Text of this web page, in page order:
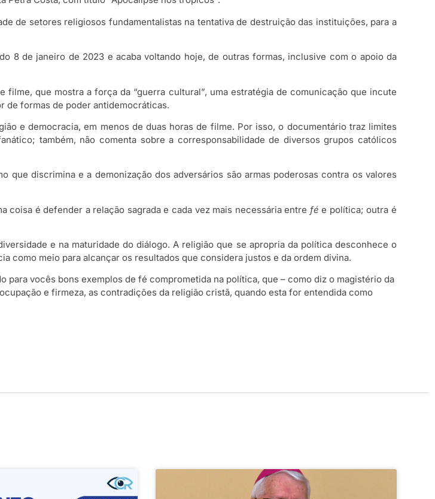
de setores religiosos fundamentalistas na tentativa de destruição das instituições, para a
8 de janeiro de 2023 e acaba voltando hoje, de outras formas, inclusive com o apoio da
que mostra a força da “guerra cultural”, uma estratégia de comunicação que incute
de formas de poder antidemocráticas.
e democracia, em menos de duas horas de filme. Por isso, o documentário traz limites
também, não comenta sobre a corresponsabilidade de diversos grupos católicos
que discrimina e a demonização dos adversários são armas poderosas contra os valores
coisa é defender a relação sagrada e cada vez mais necessária entre fé e política; outra é
e na maturidade do diálogo. A religião que se apropria da política desconhece o
como meio para alcançar os resultados que considera justos e da ordem divina.
vocês bons exemplos de fé comprometida na política, que – como diz o magistério da
e firmeza, as contradições da religião cristã, quando esta for entendida como